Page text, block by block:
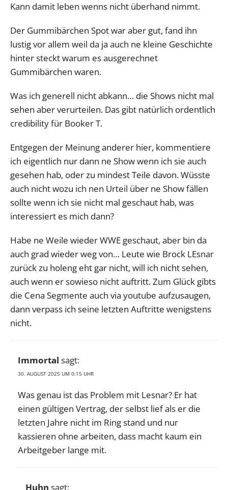
Kann damit leben wenns nicht überhand nimmt.
Der Gummibärchen Spot war aber gut, fand ihn
lustig vor allem weil da ja auch ne kleine Geschichte
hinter steckt warum es ausgerechnet
Gummibärchen waren.
Was ich generell nicht abkann… die Shows nicht mal
sehen aber verurteilen. Das gibt natürlich ordentlich
credibility für Booker T.
Entgegen der Meinung anderer hier, kommentiere
ich eigentlich nur dann ne Show wenn ich sie auch
gesehen hab, oder zu mindest Teile davon. Wüsste
auch nicht wozu ich nen Urteil über ne Show fällen
sollte wenn ich sie nicht mal geschaut hab, was
interessiert es mich dann?
Habe ne Weile wieder WWE geschaut, aber bin da
auch grad wieder weg von… Leute wie Brock LEsnar
zurück zu holeng eht gar nicht, will ich nicht sehen,
auch wenn er sowieso nicht auftritt. Zum Glück gibts
die Cena Segmente auch via youtube aufzusaugen,
dann verpass ich seine letzten Auftritte wenigstens
nicht.
Immortal sagt:
30. AUGUST 2025 UM 0:15 UHR
Was genau ist das Problem mit Lesnar? Er hat
einen gültigen Vertrag, der selbst lief als er die
letzten Jahre nicht im Ring stand und nur
kassieren ohne arbeiten, dass macht kaum ein
Arbeitgeber lange mit.
Huhn sagt: